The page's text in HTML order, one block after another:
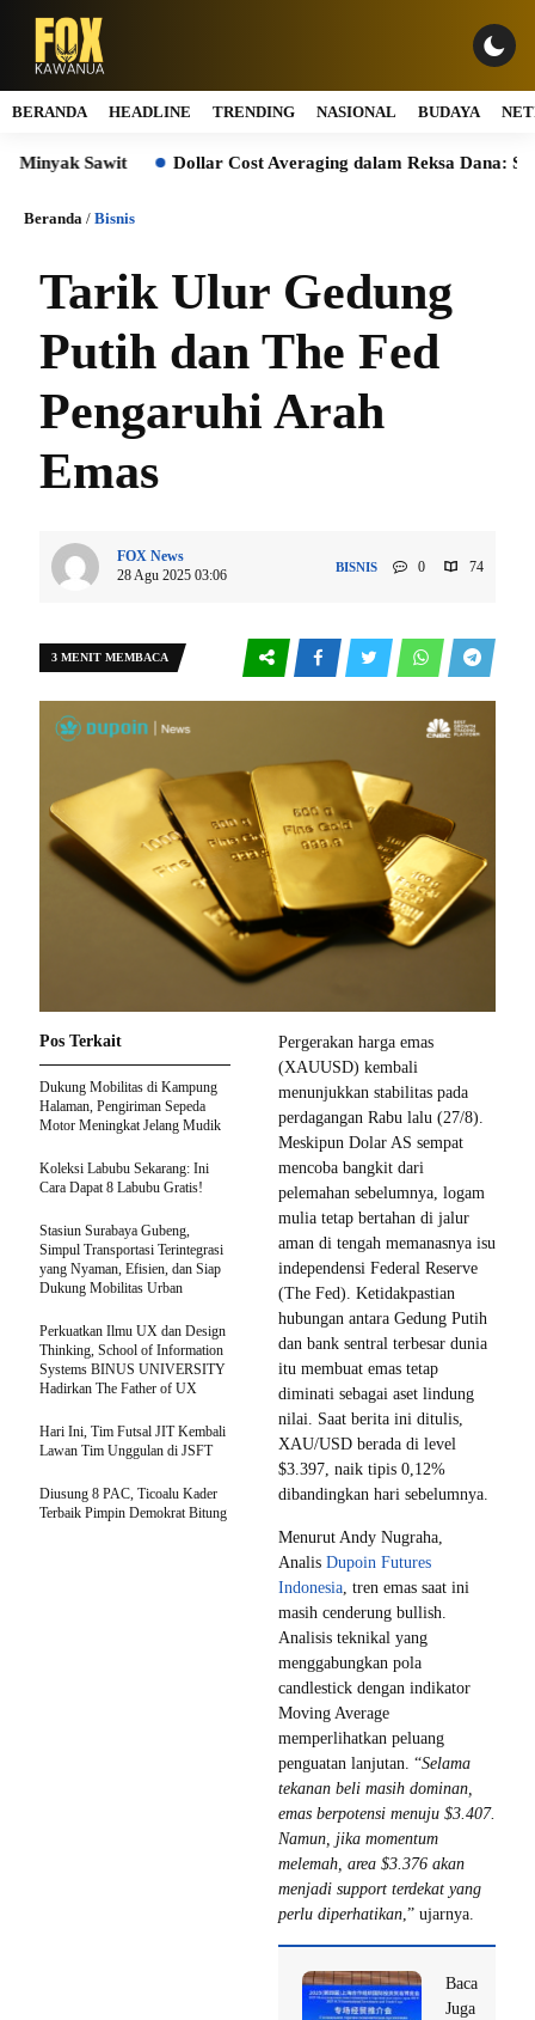
BERANDA HEADLINE TRENDING NASIONAL BUDAYA
Sawit Dollar Cost Averaging dalam Reksa Dana: Strategi
Beranda / Bisnis
Tarik Ulur Gedung
Putih dan The Fed
Pengaruhi Arah
Emas
FOX News
28 Agu 2025 03:06
BISNIS 0 74
3 MENIT MEMBACA
Pergerakan harga emas
(XAUUSD) kembali
menunjukkan stabilitas pada
perdagangan Rabu lalu (27/8).
Meskipun Dolar AS sempat
mencoba bangkit dari
pelemahan sebelumnya, logam
mulia tetap bertahan di jalur
aman di tengah memanasnya isu
independensi Federal Reserve
(The Fed). Ketidakpastian
hubungan antara Gedung Putih
dan bank sentral terbesar dunia
itu membuat emas tetap
diminati sebagai aset lindung
nilai. Saat berita ini ditulis,
XAU/USD berada di level
$3.397, naik tipis 0,12%
dibandingkan hari sebelumnya.
Menurut Andy Nugraha,
Analis Dupoin Futures
Indonesia, tren emas saat ini
masih cenderung bullish.
Analisis teknikal yang
menggabungkan pola
candlestick dengan indikator
Moving Average
memperlihatkan peluang
penguatan lanjutan. “Selama
tekanan beli masih dominan,
emas berpotensi menuju $3.407.
Namun, jika momentum
melemah, area $3.376 akan
menjadi support terdekat yang
perlu diperhatikan,” ujarnya.
Baca
Juga
Pos Terkait
Dukung Mobilitas di Kampung
Halaman, Pengiriman Sepeda
Motor Meningkat Jelang Mudik
Koleksi Labubu Sekarang: Ini
Cara Dapat 8 Labubu Gratis!
Stasiun Surabaya Gubeng,
Simpul Transportasi Terintegrasi
yang Nyaman, Efisien, dan Siap
Dukung Mobilitas Urban
Perkuatkan Ilmu UX dan Design
Thinking, School of Information
Systems BINUS UNIVERSITY
Hadirkan The Father of UX
Hari Ini, Tim Futsal JIT Kembali
Lawan Tim Unggulan di JSFT
Diusung 8 PAC, Ticoalu Kader
Terbaik Pimpin Demokrat Bitung